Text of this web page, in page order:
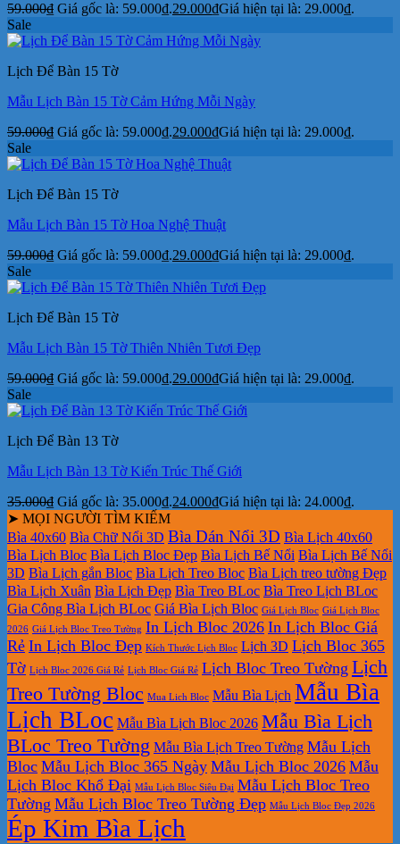
59.000₫ Giá gốc là: 59.000₫.29.000₫Giá hiện tại là: 29.000₫.
Sale
Lịch Để Bàn 15 Tờ
Mẫu Lịch Bàn 15 Tờ Cảm Hứng Mỗi Ngày
59.000₫ Giá gốc là: 59.000₫.29.000₫Giá hiện tại là: 29.000₫.
Sale
Lịch Để Bàn 15 Tờ
Mẫu Lịch Bàn 15 Tờ Hoa Nghệ Thuật
59.000₫ Giá gốc là: 59.000₫.29.000₫Giá hiện tại là: 29.000₫.
Sale
Lịch Để Bàn 15 Tờ
Mẫu Lịch Bàn 15 Tờ Thiên Nhiên Tươi Đẹp
59.000₫ Giá gốc là: 59.000₫.29.000₫Giá hiện tại là: 29.000₫.
Sale
Lịch Để Bàn 13 Tờ
Mẫu Lịch Bàn 13 Tờ Kiến Trúc Thế Giới
35.000₫ Giá gốc là: 35.000₫.24.000₫Giá hiện tại là: 24.000₫.
➤ MỌI NGƯỜI TÌM KIẾM
Bìa 40x60 Bìa Chữ Nổi 3D Bìa Dán Nổi 3D Bìa Lịch 40x60
Bìa Lịch Bloc Bìa Lịch Bloc Đẹp Bìa Lịch Bế Nổi Bìa Lịch Bế Nổi
3D Bìa Lịch gắn Bloc Bìa Lịch Treo Bloc Bìa Lịch treo tường Đẹp
Bìa Lịch Xuân Bìa Lịch Đẹp Bìa Treo BLoc Bìa Treo Lịch BLoc
Gia Công Bìa Lịch BLoc Giá Bìa Lịch Bloc Giá Lịch Bloc Giá Lịch Bloc
2026 Giá Lịch Bloc Treo Tường In Lịch Bloc 2026 In Lịch Bloc Giá
Rẻ In Lịch Bloc Đẹp Kích Thước Lịch Bloc Lịch 3D Lịch Bloc 365
Tờ Lịch Bloc 2026 Giá Rẻ Lịch Bloc Giá Rẻ Lịch Bloc Treo Tường Lịch
Treo Tường Bloc Mua Lich Bloc Mẫu Bìa Lịch Mẫu Bìa
Lịch BLoc Mẫu Bìa Lịch Bloc 2026 Mẫu Bìa Lịch
BLoc Treo Tường Mẫu Bìa Lịch Treo Tường Mẫu Lịch
Bloc Mẫu Lịch Bloc 365 Ngày Mẫu Lịch Bloc 2026 Mẫu
Lịch Bloc Khổ Đại Mẫu Lịch Bloc Siêu Đại Mẫu Lịch Bloc Treo
Tường Mẫu Lịch Bloc Treo Tường Đẹp Mẫu Lịch Bloc Đẹp 2026
Ép Kim Bìa Lịch